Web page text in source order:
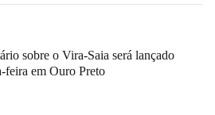
sobre o Vira-Saia será lançado
feira em Ouro Preto